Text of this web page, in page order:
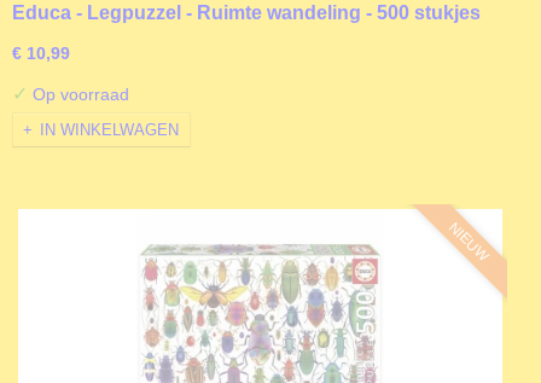
Educa - Legpuzzel - Ruimte wandeling - 500 stukjes
€ 10,99
✓ Op voorraad
IN WINKELWAGEN
NIEUW